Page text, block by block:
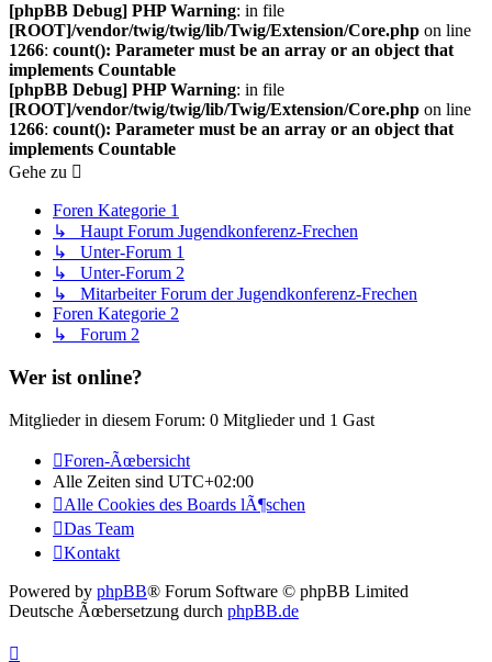
[phpBB Debug] PHP Warning: in file
[ROOT]/vendor/twig/twig/lib/Twig/Extension/Core.php on line
1266: count(): Parameter must be an array or an object that
implements Countable
[phpBB Debug] PHP Warning: in file
[ROOT]/vendor/twig/twig/lib/Twig/Extension/Core.php on line
1266: count(): Parameter must be an array or an object that
implements Countable
Gehe zu
Foren Kategorie 1
↳ Haupt Forum Jugendkonferenz-Frechen
↳ Unter-Forum 1
↳ Unter-Forum 2
↳ Mitarbeiter Forum der Jugendkonferenz-Frechen
Foren Kategorie 2
↳ Forum 2
Wer ist online?
Mitglieder in diesem Forum: 0 Mitglieder und 1 Gast
Foren-Ãœbersicht
Alle Zeiten sind UTC+02:00
Alle Cookies des Boards lÃ¶schen
Das Team
Kontakt
Powered by phpBB® Forum Software © phpBB Limited
Deutsche Ãœbersetzung durch phpBB.de